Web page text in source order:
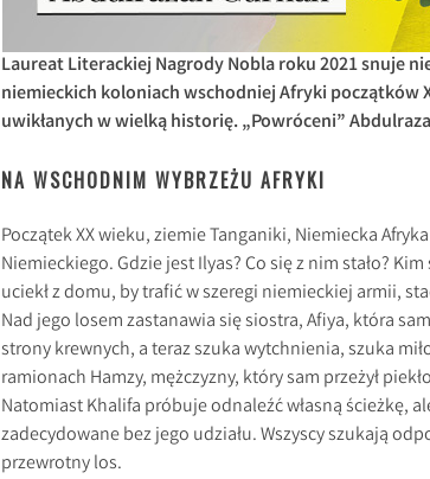
Laureat Literackiej Nagrody Nobla roku 2021 snuje
niemieckich koloniach wschodniej Afryki początków
uwikłanych w wielką historię.„Powróceni”
NA WSCHODNIM WYBRZEŻU AFRYKI
Początek XX wieku, ziemie Tanganiki, Niemiecka
Niemieckiego. Gdzie jest Ilyas? Co się z nim stało?
uciekł z domu, by trafić w szeregi niemieckiej armii,
Nad jego losem zastanawia się siostra, Afiya, która
strony krewnych, a teraz szuka wytchnienia, szuka
ramionach Hamzy, mężczyzny, który sam przeżył
Natomiast Khalifa próbuje odnaleźć własną ścieżkę,
zadecydowane bez jego udziału. Wszyscy szukają
przewrotny los.